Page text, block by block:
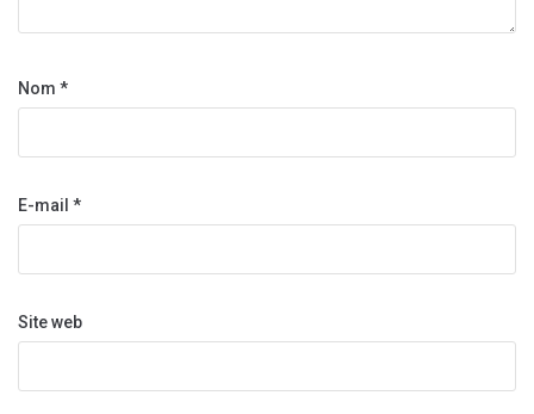
Nom *
E-mail *
Site web